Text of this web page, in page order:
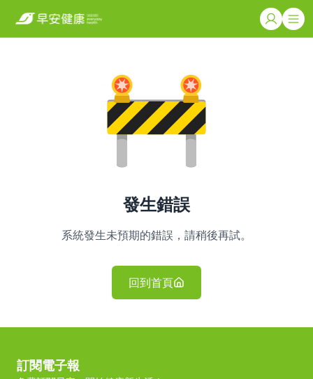
發生錯誤
系統發生未預期的錯誤，請稍後再試。
回到首頁
訂閱電子報